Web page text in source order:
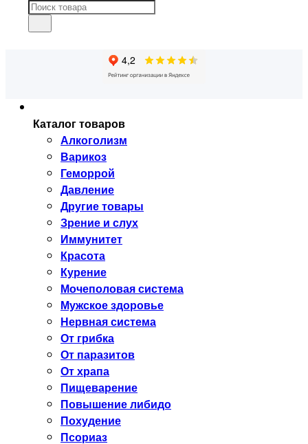
Каталог товаров
Алкоголизм
Варикоз
Геморрой
Давление
Другие товары
Зрение и слух
Иммунитет
Красота
Курение
Мочеполовая система
Мужское здоровье
Нервная система
От грибка
От паразитов
От храпа
Пищеварение
Повышение либидо
Похудение
Псориаз